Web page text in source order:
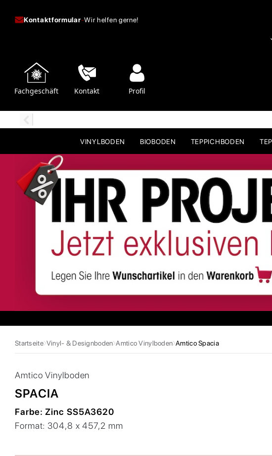
Kontaktformular-Wir helfen gerne!
Fachgeschäft Kontakt Profil
VINYLBODEN BIOBODEN TEPPICHBODEN
Startseite Vinyl- & Designboden Amtico Vinylboden Amtico Spacia
AmticoVinylboden
SPACIA
Farbe:Zinc SS5A3620
Format: 304,8 x 457,2 mm